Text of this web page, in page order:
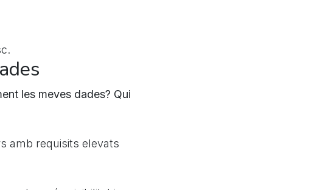
les meves dades? Qui
amb requisits elevats